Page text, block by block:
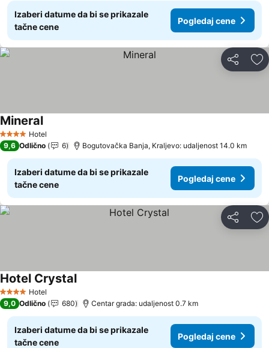
Izaberi datume da bi se prikazale
tačne cene
Pogledaj cene
Deli
4 ZvezdiceHotel
Mineral
9,6 Odlično 6 Bogutovačka Banja, Kraljevo: udaljenost 14.0 km
Izaberi datume da bi se prikazale
tačne cene
Pogledaj cene
Deli
4 ZvezdiceHotel
Hotel Crystal
9,0 Odlično 680 Centar grada: udaljenost 0.7 km
Izaberi datume da bi se prikazale
tačne cene
Pogledaj cene